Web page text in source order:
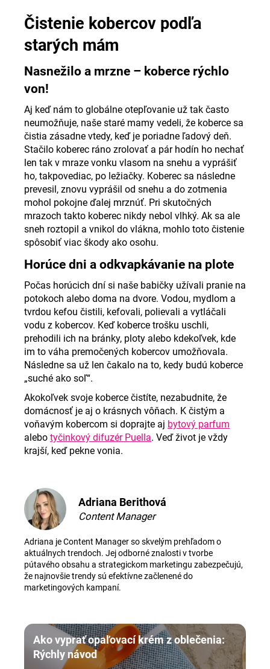
Čistenie kobercov podľa
starých mám
Nasnežilo a mrzne – koberce rýchlo
von!
Aj keď nám to globálne otepľovanie už tak často
neumožňuje, naše staré mamy vedeli, že koberce sa
čistia zásadne vtedy, keď je poriadne ľadový deň.
Stačilo koberec ráno zrolovať a pár hodín ho nechať
len tak v mraze vonku vlasom na snehu a vyprášiť
ho, takpovediac, po ležiačky. Koberec sa následne
prevesil, znovu vyprášil od snehu a do zotmenia
mohol pokojne ďalej mrznúť. Pri skutočných
mrazoch takto koberec nikdy nebol vlhký. Ak sa ale
sneh roztopil a vnikol do vlákna, mohlo toto čistenie
spôsobiť viac škody ako osohu.
Horúce dni a odkvapkávanie na plote
Počas horúcich dní si naše babičky užívali pranie na
potokoch alebo doma na dvore. Vodou, mydlom a
tvrdou kefou čistili, kefovali, polievali a vytláčali
vodu z kobercov. Keď koberce trošku uschli,
prehodili ich na bránky, ploty alebo kdekoľvek, kde
im to váha premočených kobercov umožňovala.
Následne sa už len čakalo na to, kedy budú koberce
„suché ako soľ“.
Akokoľvek svoje koberce čistíte, nezabudnite, že
domácnosť je aj o krásnych vôňach. K čistým a
voňavým kobercom si doprajte aj bytový parfum
alebo tyčinkový difuzér Puella. Veď život je vždy
krajší, keď pekne vonia.
Adriana Berithová
Content Manager
Adriana je Content Manager so skvelým prehľadom o
aktuálnych trendoch. Jej odborné znalosti v tvorbe
pútavého obsahu a strategickom marketingu zabezpečujú,
že najnovšie trendy sú efektívne začlenené do
marketingových kampaní.
Ako vyprať opaľovací krém z oblečenia:
Rýchly návod